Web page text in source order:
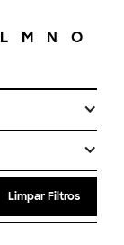
L M N O
Limpar Filtros